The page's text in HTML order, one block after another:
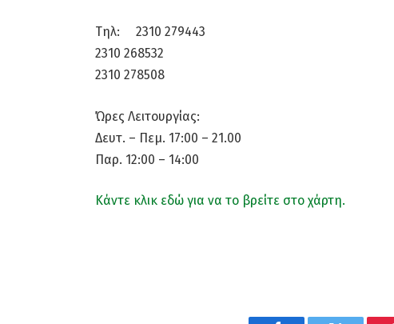
Τηλ: 2310 279443
2310 268532
2310 278508
Ώρες Λειτουργίας:
Δευτ. – Πεμ. 17:00 – 21.00
Παρ. 12:00 – 14:00
Κάντε κλικ εδώ για να το βρείτε στο χάρτη.